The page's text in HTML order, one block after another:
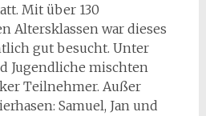
Mit über 130
Altersklassen war dieses
gut besucht. Unter
Jugendliche mischten
Teilnehmer. Außer
Samuel, Jan und